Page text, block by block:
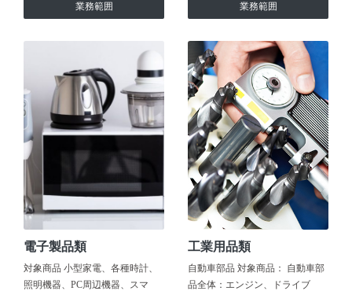
業務範囲 業務範囲
電子製品類
対象商品 小型家電、各種時計、
照明機器、PC周辺機器、スマ
工業用品類
自動車部品 対象商品： 自動車部
品全体：エンジン、ドライブ